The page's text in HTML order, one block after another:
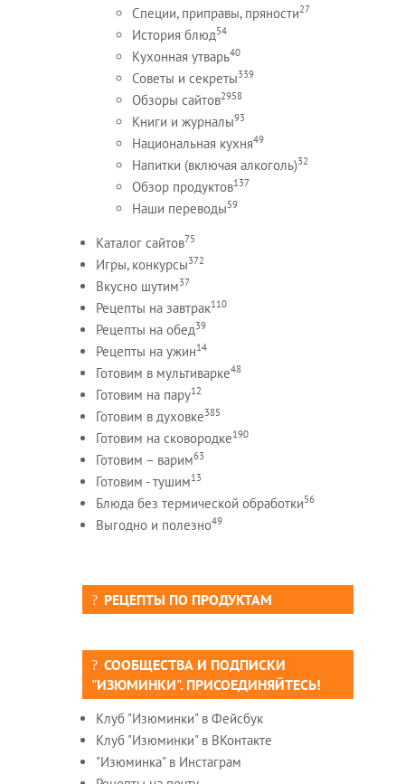
Специи, приправы, пряности27
История блюд54
Кухонная утварь40
Советы и секреты339
Обзоры сайтов2958
Книги и журналы93
Национальная кухня49
Напитки (включая алкоголь)32
Обзор продуктов137
Наши переводы59
Каталог сайтов75
Игры, конкурсы372
Вкусно шутим37
Рецепты на завтрак110
Рецепты на обед39
Рецепты на ужин14
Готовим в мультиварке48
Готовим на пару12
Готовим в духовке385
Готовим на сковородке190
Готовим – варим63
Готовим - тушим13
Блюда без термической обработки56
Выгодно и полезно49
РЕЦЕПТЫ ПО ПРОДУКТАМ
СООБЩЕСТВА И ПОДПИСКИ
"ИЗЮМИНКИ". ПРИСОЕДИНЯЙТЕСЬ!
Клуб "Изюминки" в Фейсбук
Клуб "Изюминки" в ВКонтакте
"Изюминка" в Инстаграм